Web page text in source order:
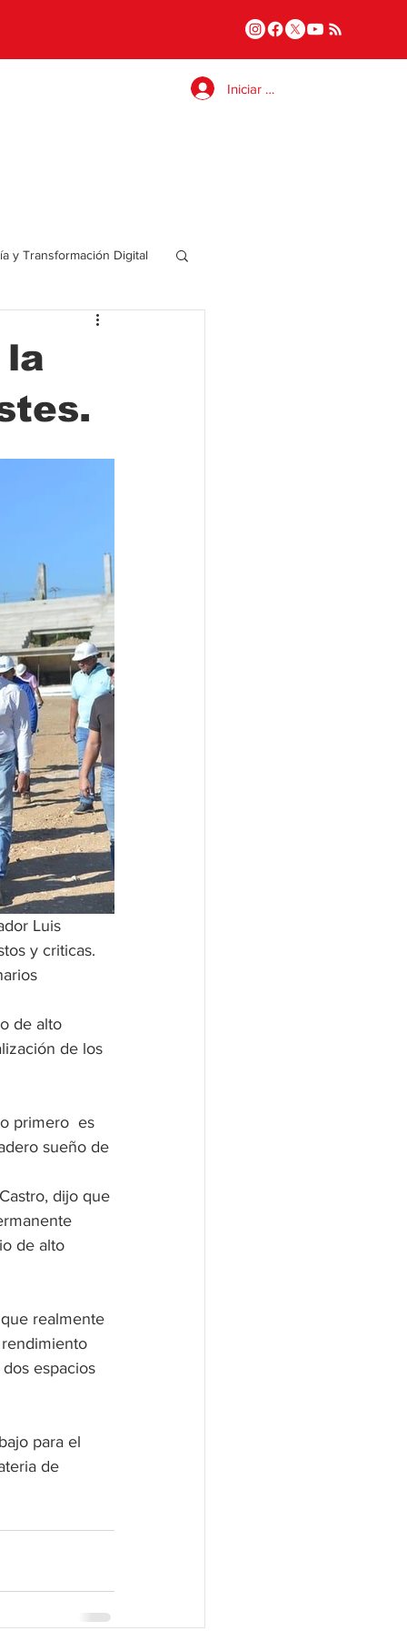
Iniciar sesión
y Transformación Digital
Internacional
la
Luis
y criticas.
de alto
de los
primero  es
sueño de
dijo que
de alto
realmente
espacios
para el
de